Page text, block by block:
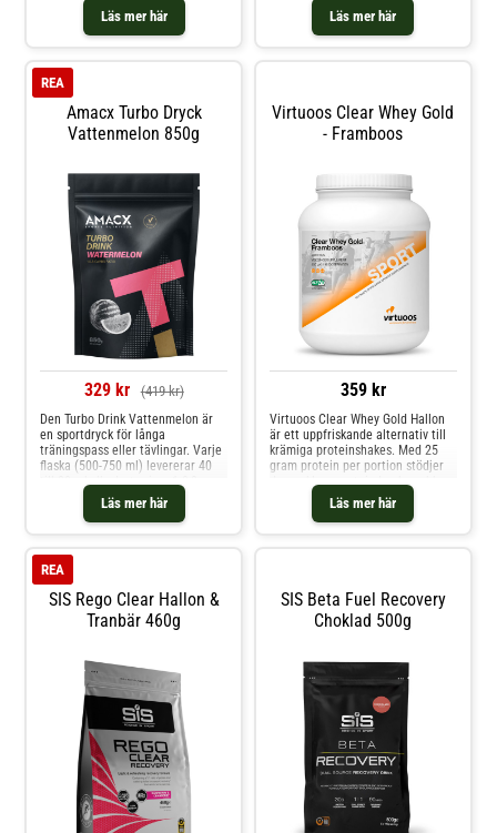
Läs mer här
Mix 320 och Drink Mix 160. Under
långa träningspass eller tävlingar
kan det upprepade drickandet av
smakutmattning. Detta kan l
Läs mer här
natrium) som främjar optimal
hydrering. En kombination av
energikällor och elektrolyter
Amacx Turbo Dryck
Vattenmelon 850g
REA
329 kr (419 kr)
Läs mer här
Den Turbo Drink Vattenmelon är
en sportdryck för långa
träningspass eller tävlingar. Varje
flaska (500-750 ml) levererar 40
till 80 g kolhydrater i en 1:0,8
glukos-fruktosförhållande. Perfekt
för elitidrottsstrategier. Innehåller
elektrolyter som kalium och
1:0.8 g
Virtuoos Clear Whey Gold
- Framboos
359 kr
Läs mer här
Virtuoos Clear Whey Gold Hallon
är ett uppfriskande alternativ till
krämiga proteinshakes. Med 25
gram protein per portion stödjer
denna klara proteindryck snabb
muskelåterhämtning efter träning.
Lätt, fräsch och lättsmält - med
smaken hallon. * 25 g protein per
SIS Rego Clear Hallon &
Tranbär 460g
REA
SIS Beta Fuel Recovery
Choklad 500g